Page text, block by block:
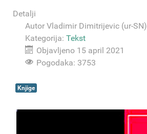
Detalji
Autor Vladimir Dimitrijevic (ur-SN)
Kategorija: Tekst
Objavljeno 15 april 2021
Pogodaka: 3753
Knjige